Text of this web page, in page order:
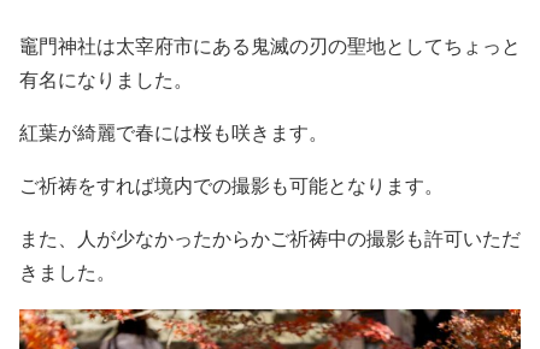
竈門神社は太宰府市にある鬼滅の刃の聖地としてちょっと
有名になりました。
紅葉が綺麗で春には桜も咲きます。
ご祈祷をすれば境内での撮影も可能となります。
また、人が少なかったからかご祈祷中の撮影も許可いただ
きました。